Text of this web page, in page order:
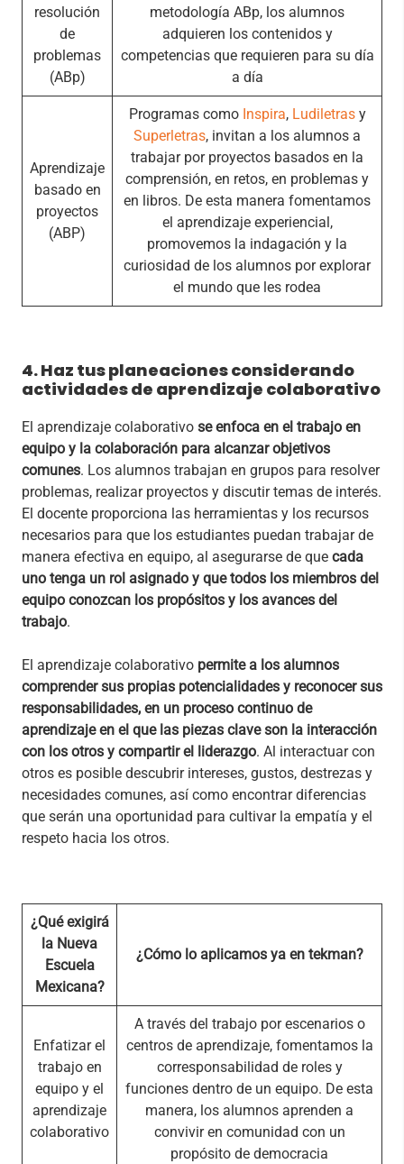
resolución
de
problemas
(ABp)
metodología ABp, los alumnos
adquieren los contenidos y
competencias que requieren para su día
a día
Aprendizaje
basado en
proyectos
(ABP)
Programas como Inspira, Ludiletrasy
Superletras, invitan a los alumnos a
trabajar por proyectos basados en la
comprensión, en retos, en problemas y
en libros. De esta manera fomentamos
el aprendizaje experiencial,
promovemos la indagación y la
curiosidad de los alumnos por explorar
el mundo que les rodea
4. Haz tus planeaciones considerando
actividades de aprendizaje colaborativo
El aprendizaje colaborativo se enfoca en el trabajo en
equipo y la colaboración para alcanzar objetivos
comunes. Los alumnos trabajan en grupos para resolver
problemas, realizar proyectos y discutir temas de interés.
El docente proporciona las herramientas y los recursos
necesarios para que los estudiantes puedan trabajar de
manera efectiva en equipo, al asegurarse de que cada
uno tenga un rol asignado y que todos los miembros del
equipo conozcan los propósitos y los avances del
trabajo.
El aprendizaje colaborativo permite a los alumnos
comprender sus propias potencialidades y reconocer sus
responsabilidades, en un proceso continuo de
aprendizaje en el que las piezas clave son la interacción
con los otros y compartir el liderazgo. Al interactuar con
otros es posible descubrir intereses, gustos, destrezas y
necesidades comunes, así como encontrar diferencias
que serán una oportunidad para cultivar la empatía y el
respeto hacia los otros.
¿Qué exigirá
la Nueva
Escuela
Mexicana?
¿Cómo lo aplicamos ya en tekman?
Enfatizar el
trabajo en
equipo y el
aprendizaje
colaborativo
A través del trabajo por escenarios o
centros de aprendizaje, fomentamos la
corresponsabilidad de roles y
funciones dentro de un equipo. De esta
manera, los alumnos aprenden a
convivir en comunidad con un
propósito de democracia